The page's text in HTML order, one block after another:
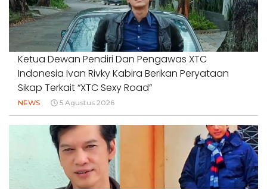
Ketua Dewan Pendiri Dan Pengawas XTC
Indonesia Ivan Rivky Kabira Berikan Peryataan
Sikap Terkait “XTC Sexy Road”
NEWS 5 Agustus 2026